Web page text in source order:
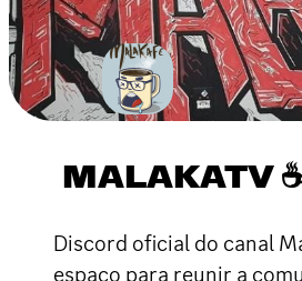
MALAKATV
Discord oficial do canal
espaço para reunir a